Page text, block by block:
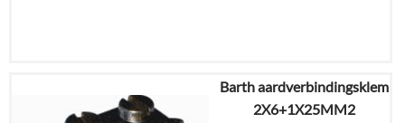
€5,17
€3,18
Barth aardverbindingsklem
2X6+1X25MM2